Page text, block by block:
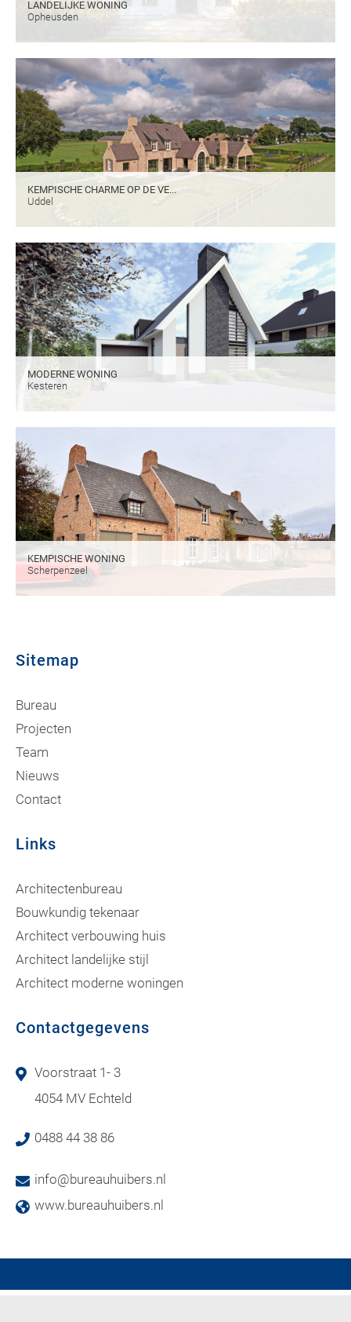
LANDELIJKE WONING
Opheusden
KEMPISCHE CHARME OP DE VE...
Uddel
MODERNE WONING
Kesteren
KEMPISCHE WONING
Scherpenzeel
Sitemap
Bureau
Projecten
Team
Nieuws
Contact
Links
Architectenbureau
Bouwkundig tekenaar
Architect verbouwing huis
Architect landelijke stijl
Architect moderne woningen
Contactgegevens
Voorstraat 1- 3
4054 MV Echteld
0488 44 38 86
info@bureauhuibers.nl
www.bureauhuibers.nl